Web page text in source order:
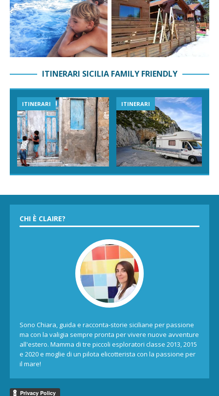
ITINERARI SICILIA FAMILY FRIENDLY
ITINERARI ITINERARI
CHI È CLAIRE?
Sono Chiara, guida e racconta-storie siciliane per passione
ma con la valigia sempre pronta per vivere nuove avventure
all'estero. Mamma di tre piccoli esploratori classe 2013, 2015
e 2020 e moglie di un pilota elicotterista con la passione per
il mare!